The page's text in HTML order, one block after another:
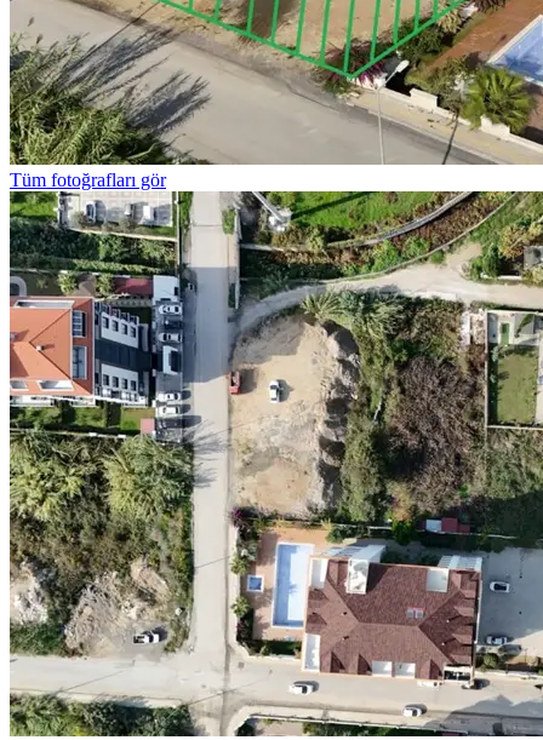
Tüm fotoğrafları gör